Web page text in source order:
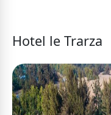
Hotel le Trarza